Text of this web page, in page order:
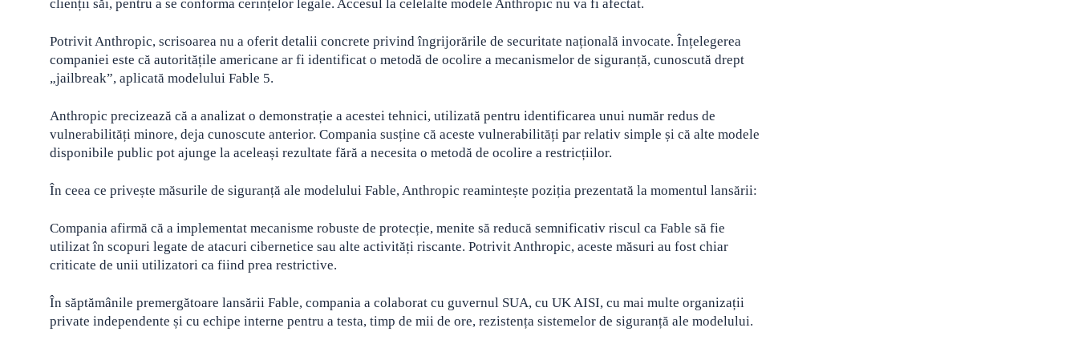
clienții săi, pentru a se conforma cerințelor legale. Accesul la celelalte modele Anthropic nu va fi afectat.
Potrivit Anthropic, scrisoarea nu a oferit detalii concrete privind îngrijorările de securitate națională invocate. Înțelegerea
companiei este că autoritățile americane ar fi identificat o metodă de ocolire a mecanismelor de siguranță, cunoscută drept
„jailbreak”, aplicată modelului Fable 5.
Anthropic precizează că a analizat o demonstrație a acestei tehnici, utilizată pentru identificarea unui număr redus de
vulnerabilități minore, deja cunoscute anterior. Compania susține că aceste vulnerabilități par relativ simple și că alte modele
disponibile public pot ajunge la aceleași rezultate fără a necesita o metodă de ocolire a restricțiilor.
În ceea ce privește măsurile de siguranță ale modelului Fable, Anthropic reamintește poziția prezentată la momentul lansării:
Compania afirmă că a implementat mecanisme robuste de protecție, menite să reducă semnificativ riscul ca Fable să fie
utilizat în scopuri legate de atacuri cibernetice sau alte activități riscante. Potrivit Anthropic, aceste măsuri au fost chiar
criticate de unii utilizatori ca fiind prea restrictive.
În săptămânile premergătoare lansării Fable, compania a colaborat cu guvernul SUA, cu UK AISI, cu mai multe organizații
private independente și cu echipe interne pentru a testa, timp de mii de ore, rezistența sistemelor de siguranță ale modelului.